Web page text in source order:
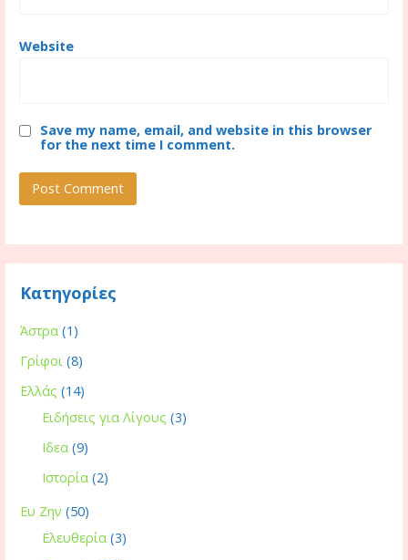
Website
Save my name, email, and website in this browser
for the next time I comment.
Κατηγορίες
Άστρα (1)
Γρίφοι (8)
Ελλάς (14)
Ειδήσεις για Λίγους (3)
Ιδεα (9)
Ιστορία (2)
Ευ Ζην (50)
Ελευθερία (3)